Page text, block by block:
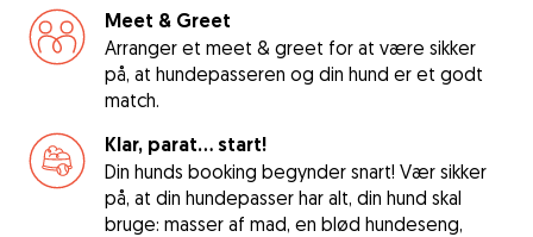
Meet & Greet
Arranger et meet & greet for at være sikker
på, at hundepasseren og din hund er et godt
match.
Klar, parat... start!
Din hunds booking begynder snart! Vær sikker
på, at din hundepasser har alt, din hund skal
bruge: masser af mad, en blød hundeseng,